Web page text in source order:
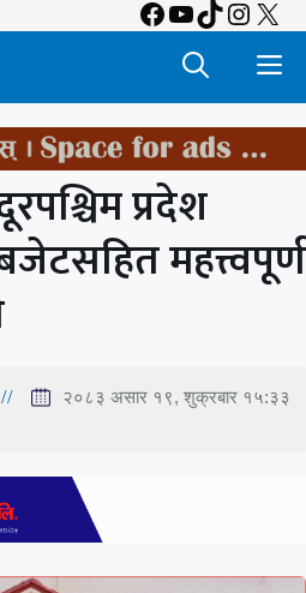
Facebook
YouTube
TikTok
X
प्रदेश
महत्त्वपूर्ण
२०८३ असार १९, शुक्रबार १५:३३